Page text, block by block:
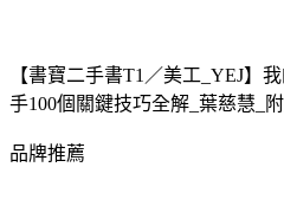
【書寶二手書T1／美工_YEJ】
手100個關鍵技巧全解_葉慈慧_
品牌推薦